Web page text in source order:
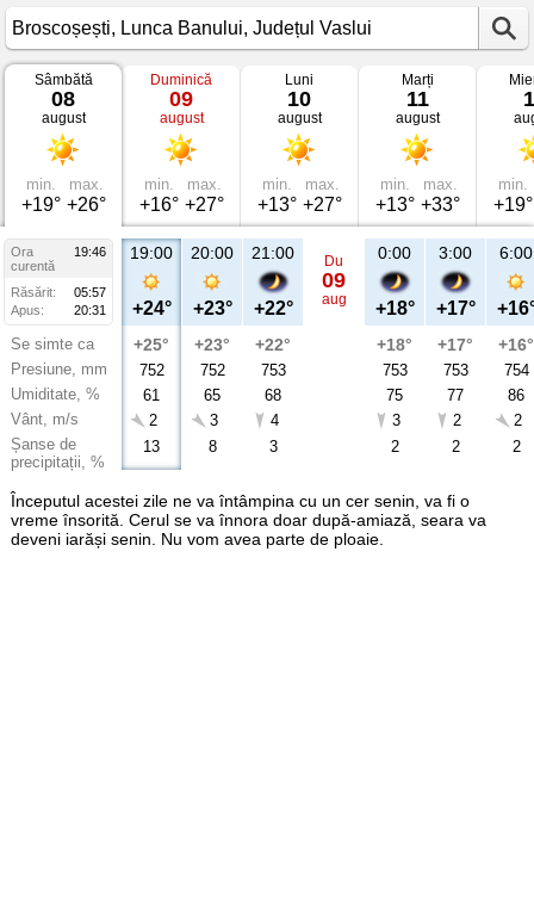
Vremea
Broscoșești
Lunca
Banului,
Județul
Vaslui
Sâmbătă
08
august
min.
+19°
max.
+26°
Duminică
09
august
min.
+16°
max.
+27°
Luni
10
august
min.
+13°
max.
+27°
Marți
11
august
min.
+13°
max.
+33°
min.
+19°
Ora
19:46
curentă
Răsărit:
05:57
Apus:
20:31
Se simte ca
Presiune, mm
Umiditate, %
Vânt, m/s
Șanse de
precipitații, %
19:00
+24°
+25°
752
61
2
13
20:00
+23°
+23°
752
65
3
8
21:00
+22°
+22°
753
68
4
3
Du
09
aug
0:00
+18°
+18°
753
75
3
2
3:00
+17°
+17°
753
77
2
2
6:00
+16°
754
86
2
2
Începutul acestei zile ne va întâmpina cu un cer senin, va fi o
vreme însorită. Cerul se va înnora doar după-amiază, seara va
deveni iarăși senin. Nu vom avea parte de ploaie.